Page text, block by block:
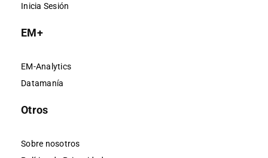
Inicia Sesión
EM+
EM-Analytics
Datamanía
Otros
Sobre nosotros